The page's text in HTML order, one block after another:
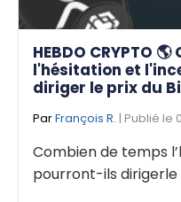
HEBDO CRYPTO
l'hésitation et
diriger le prix du
ParFrançois R. | Publié le
Combien de temps
pourront-ils dirigerle